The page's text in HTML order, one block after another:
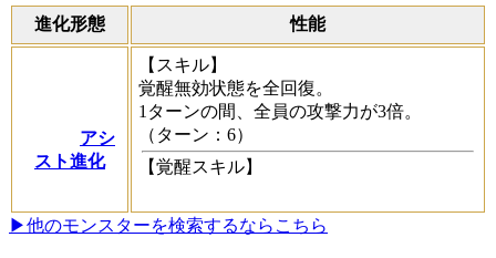
進化形態 性能
アシ
スト進化
【スキル】
覚醒無効状態を全回復。
1ターンの間、全員の攻撃力が3倍。
（ターン：6）
【覚醒スキル】
▶他のモンスターを検索するならこちら